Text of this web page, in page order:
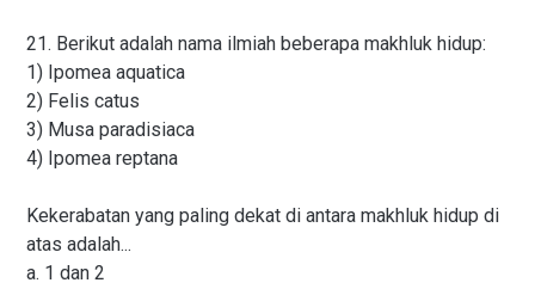
21. Berikut adalah nama ilmiah beberapa makhluk hidup:
1) Ipomea aquatica
2) Felis catus
3) Musa paradisiaca
4) Ipomea reptana
Kekerabatan yang paling dekat di antara makhluk hidup di
atas adalah...
a. 1 dan 2